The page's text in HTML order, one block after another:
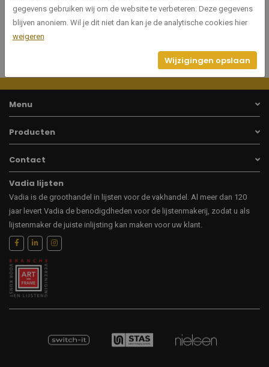
Artikelnummer 134760
Menu
Producten
Contact
Vadia lijsten
Vadia is de groothandel in lijsten voor de vakhandel. Al meer dan 120
jaar levert Vadia de benodigdheden voor de lijstenmakerij, zodat u als
lijstenmaker de juiste inlijsting kan maken voor uw klant.
gegevens gebruiken wij om de website te verbeteren. Deze gegevens
blijven anoniem. Wil je dit niet dan kan je de analytische cookies hier
weigeren
Wijzigingen opslaan